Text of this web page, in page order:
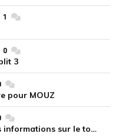
1 commentaires
0commentaires
3
commentaires
pour MOUZ
commentaires
BLAST Open Porto : toutes les informations sur le tournoi